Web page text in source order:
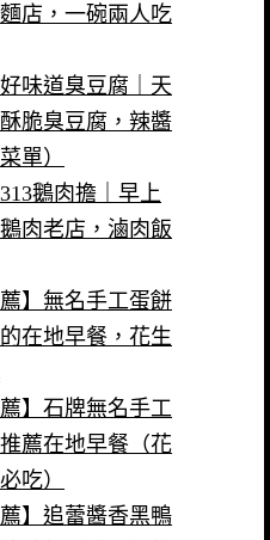
店，一碗兩人吃
味道臭豆腐｜天
脆臭豆腐，辣醬
單）
鵝肉擔｜早上
肉老店，滷肉飯
薦】無名手工蛋餅
在地早餐，花生
】石牌無名手工
薦在地早餐（花
吃）
薦】追蕾醬香黑鴨